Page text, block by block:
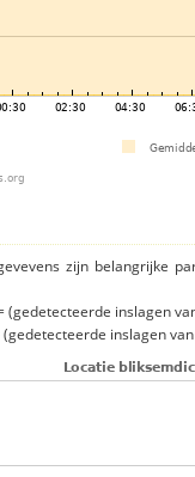
zijn belangrijke
(gedetecteerde inslagen
(gedetecteerde inslagen